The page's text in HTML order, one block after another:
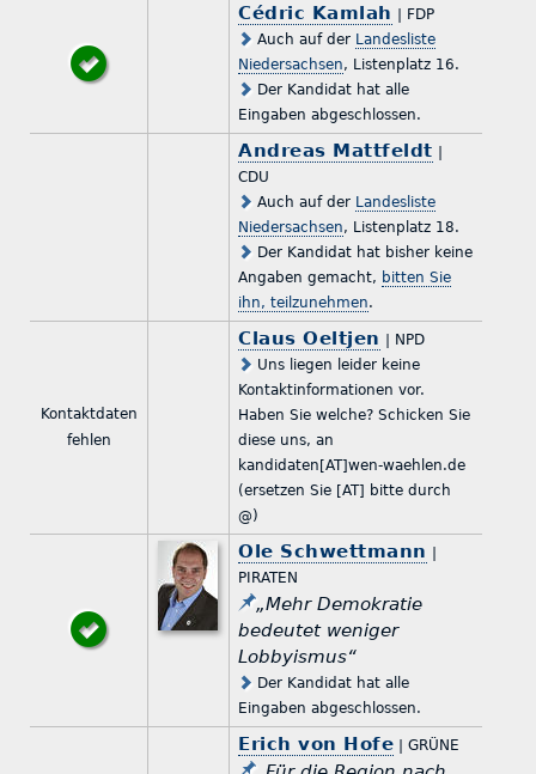
Cédric Kamlah | FDP
Auch auf der Landesliste
Niedersachsen, Listenplatz 16.
Der Kandidat hat alle
Eingaben abgeschlossen.
Andreas Mattfeldt |
CDU
Auch auf der Landesliste
Niedersachsen, Listenplatz 18.
Der Kandidat hat bisher keine
Angaben gemacht, bitten Sie
ihn, teilzunehmen.
Kontaktdaten
fehlen
Claus Oeltjen | NPD
Uns liegen leider keine
Kontaktinformationen vor.
Haben Sie welche? Schicken Sie
diese uns, an
kandidaten[AT]wen-waehlen.de
(ersetzen Sie [AT] bitte durch
@)
Ole Schwettmann |
PIRATEN
„Mehr Demokratie
bedeutet weniger
Lobbyismus“
Der Kandidat hat alle
Eingaben abgeschlossen.
Erich von Hofe | GRÜNE